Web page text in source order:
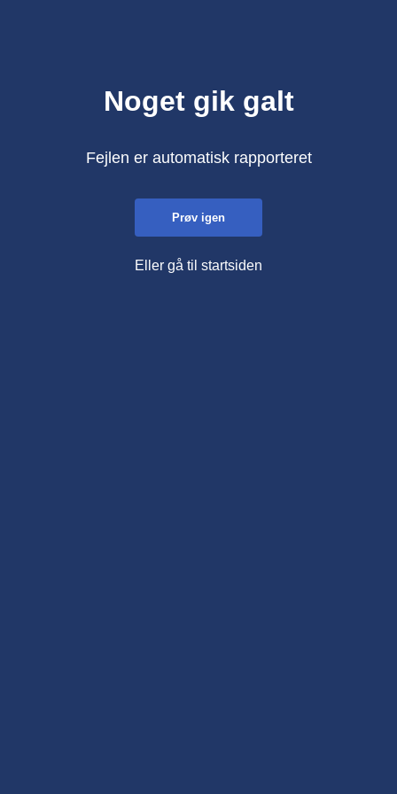
Noget gik galt
Fejlen er automatisk rapporteret
Prøv igen
Eller gå til startsiden